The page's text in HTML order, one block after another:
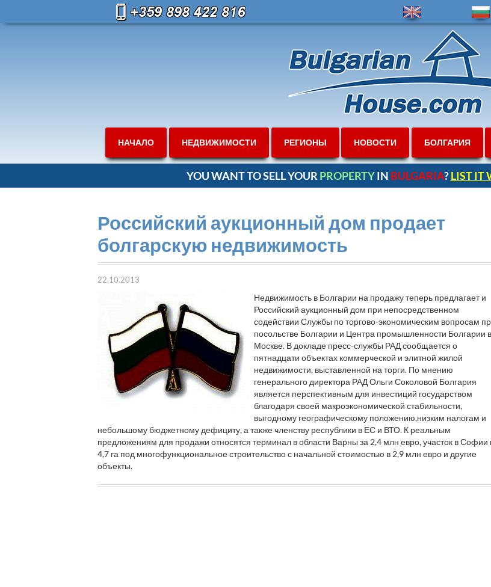
НАЧАЛО НЕДВИЖИМОСТИ РЕГИОНЫ НОВОСТИ БОЛГАРИЯ
YOU WANT TO SELL YOUR PROPERTYIN BULGARIA?LIST IT
Российский аукционный дом продает
болгарскую недвижимость
22.10.2013
Недвижимость в Болгарии на продажу теперь предлагает и
Российский аукционный дом при непосредственном
содействии Службы по торгово-экономическим вопросам
посольстве Болгарии и Центра промышленности Болгарии в
Москве. В докладе пресс-службы РАД сообщается о
пятнадцати объектах коммерческой и элитной жилой
недвижимости, выставленной на торги. По мнению
генерального директора РАД Ольги Соколовой Болгария
является перспективным для инвестиций государством
благодаря своей макроэкономической стабильности,
выгодному географическому положению,низким налогам и
небольшому бюджетному дефициту, а также членству республики в ЕС и ВТО. К реальным
предложениям для продажи относятся терминал в области Варны за 2,4 млн евро, участок в Софии
4,7 га под многофункциональное строительство с начальной стоимостью в 2,9 млн евро и другие
объекты.